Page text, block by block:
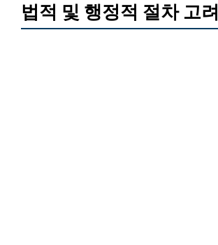
법적 및 행정적 절차 고려